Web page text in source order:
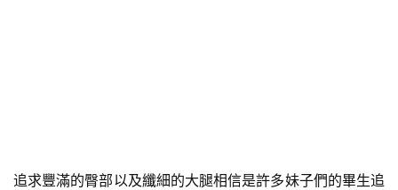
追求豐滿的臀部以及纖細的大腿相信是許多妹子們的畢生追